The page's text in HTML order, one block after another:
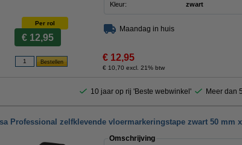
Kleur:
zwart
Per rol
€ 12,95
Maandag in huis
€ 12,95
€ 10,70 excl. 21% btw
10 jaar op rij 'Beste webwinkel' Meer dan
Professional zelfklevende vloermarkeringstape zwart 50 mm
Omschrijving